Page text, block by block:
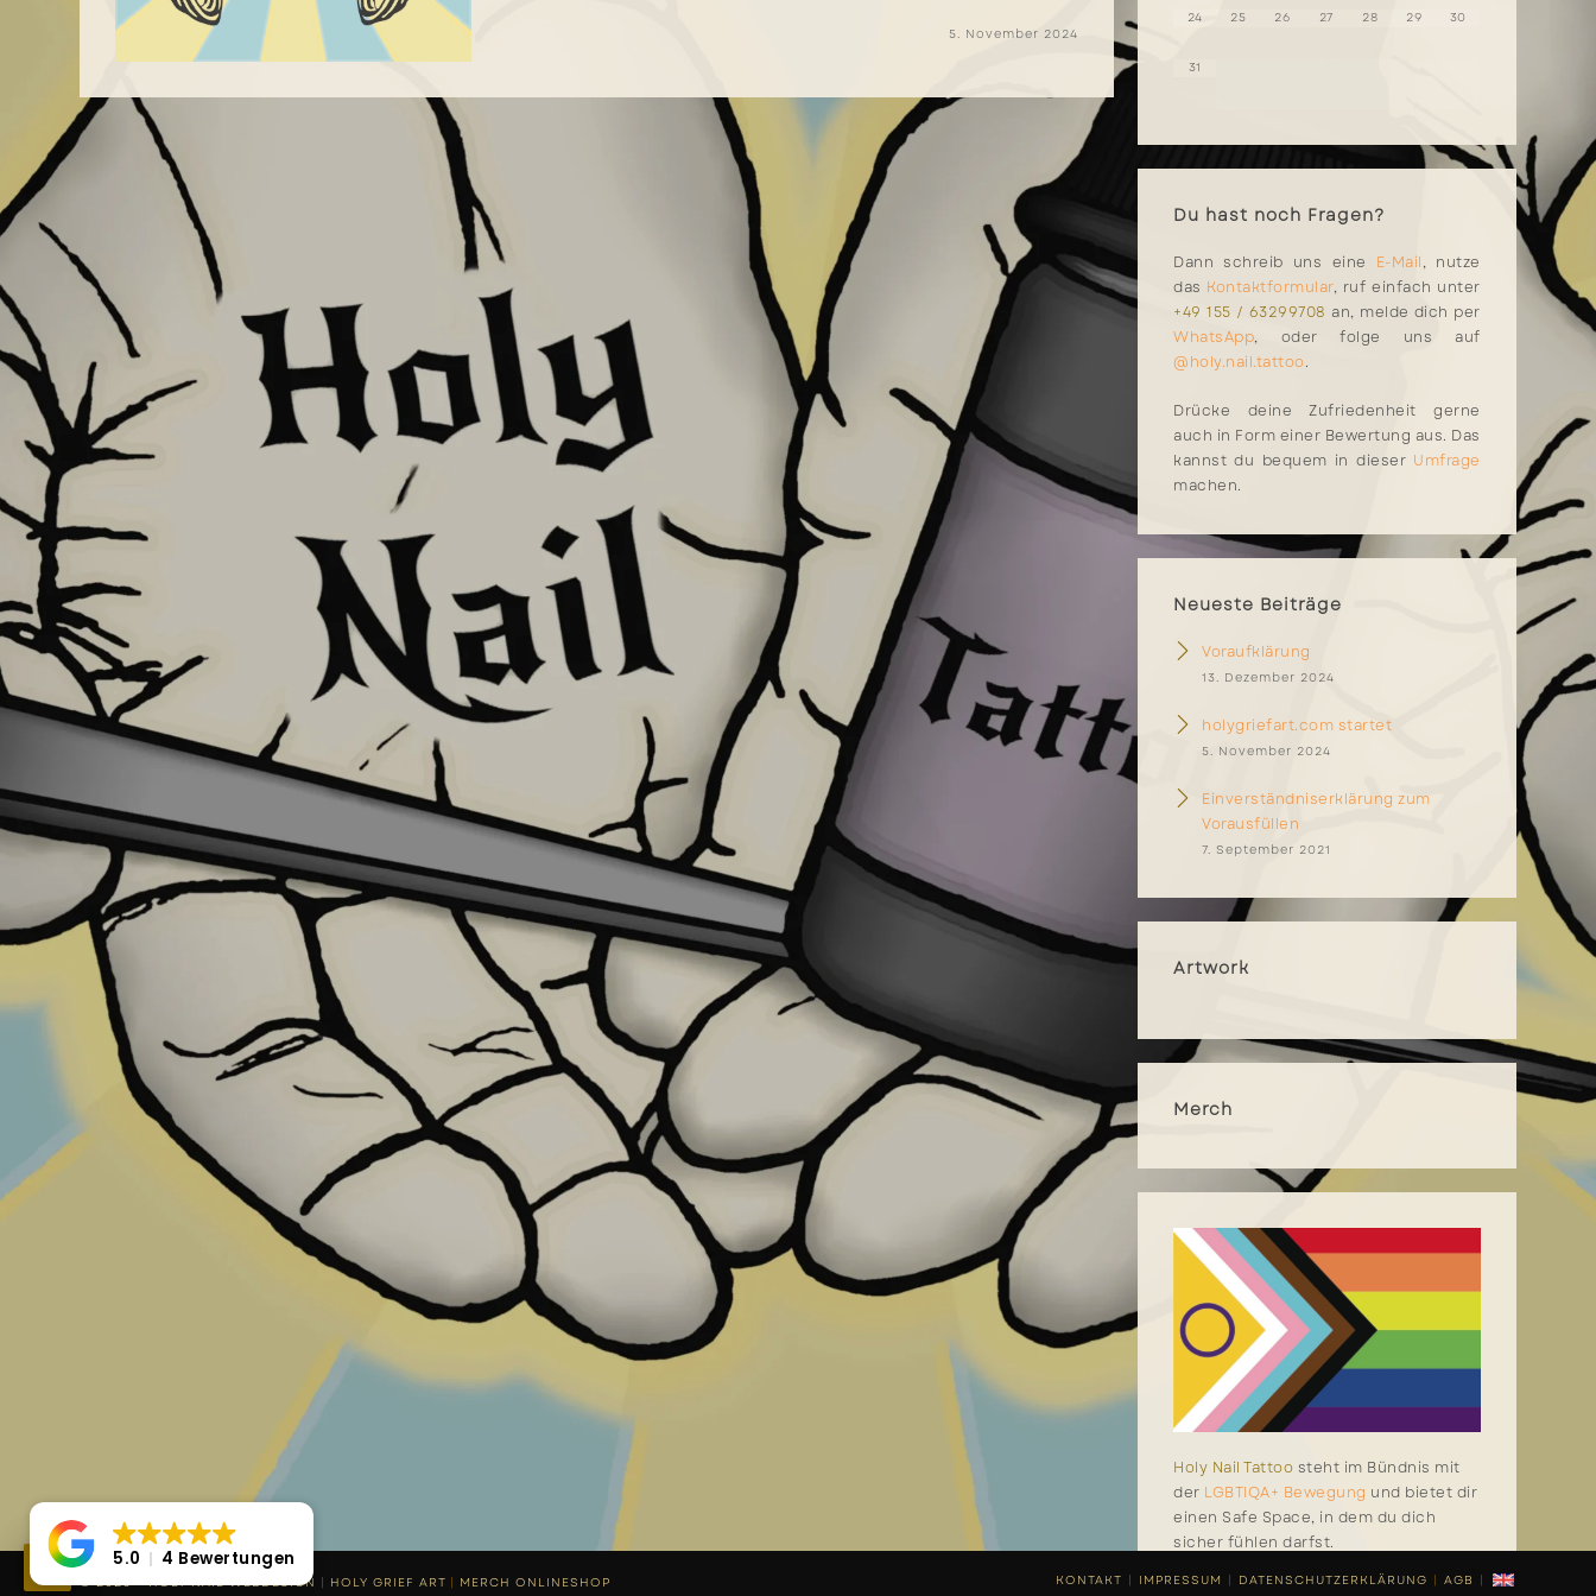
5. November 2024
24 25 26 27 28 29 30
31
Du hast noch Fragen?
Dann schreib uns eine E-Mail, nutze
das Kontaktformular, ruf einfach unter
+49 155 / 63299708 an, melde dich per
WhatsApp, oder folge uns auf
@holy.nail.tattoo.
Drücke deine Zufriedenheit gerne
auch in Form einer Bewertung aus. Das
kannst du bequem in dieser Umfrage
machen.
Neueste Beiträge
Voraufklärung
13. Dezember 2024
holygriefart.com startet
5. November 2024
Einverständniserklärung zum
Vorausfüllen
7. September 2021
Artwork
Merch
Holy Nail Tattoo steht im Bündnis mit
der LGBTIQA+ Bewegung und bietet dir
einen Safe Space, in dem du dich
sicher fühlen darfst.
KONTAKT IMPRESSUM DATENSCHUTZERKLÄRUNG AGB
© 2020 - HOLY NAIL WEBDESIGN | HOLY GRIEF ART | MERCH ONLINESHOP
5.0 4 Bewertungen